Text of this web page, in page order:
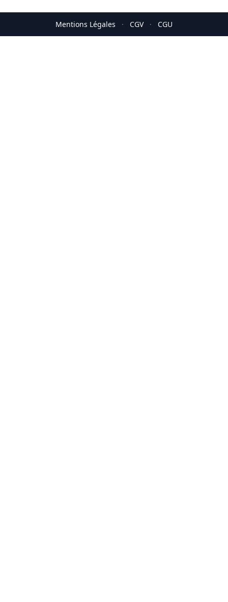
Mentions Légales · CGV · CGU